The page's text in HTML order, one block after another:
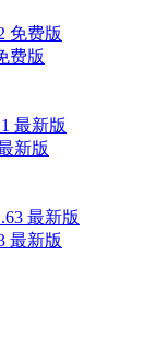
费版
新版
最新版